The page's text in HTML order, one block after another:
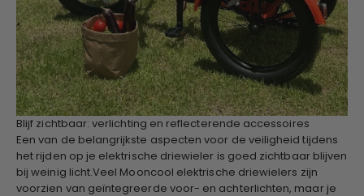
Blijf zichtbaar: verlichting en reflecterende accessoires
Een van de belangrijkste aspecten voor de veiligheid tijdens
het rijden op je elektrische driewieler is goed zichtbaar blijven
bij weinig licht.Veel Mooncool elektrische driewielers zijn
voorzien van geïntegreerde voor- en achterlichten, maar je